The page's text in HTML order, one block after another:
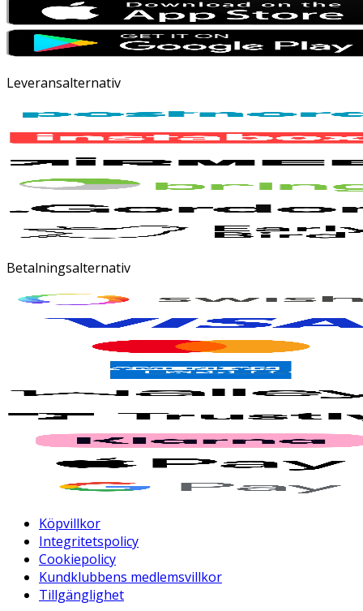
Leveransalternativ
Betalningsalternativ
Köpvillkor
Integritetspolicy
Cookiepolicy
Kundklubbens medlemsvillkor
Tillgänglighet